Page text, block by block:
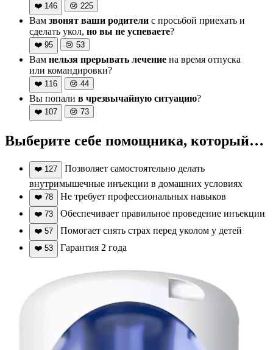
❤️ 146 😢 225
Вам звонят ваши родители с просьбой приехать и
сделать укол, но вы не успеваете?
❤️ 95 😢 53
Вам нельзя прерывать лечение на время отпуска
или командировки?
❤️ 116 😢 44
Вы попали в чрезвычайную ситуацию?
❤️ 107 😢 73
Выберите себе помощника, который…
❤️ 127
Позволяет самостоятельно делать
внутримышечные инъекции в домашних условиях
❤️ 78 Не требует профессиональных навыков
❤️ 73 Обеспечивает правильное проведение инъекции
❤️ 57 Помогает снять страх перед уколом у детей
❤️ 53 Гарантия 2 года